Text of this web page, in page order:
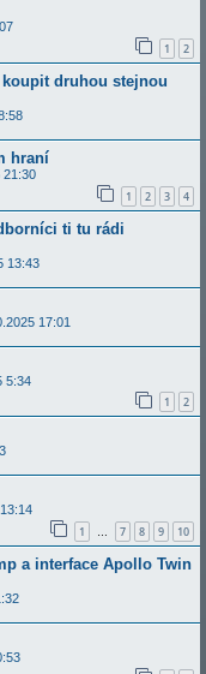
1 2
druhou stejnou
hraní
21:30
1 2 3 4
ti tu rádi
13:43
17:01
5:34
1 2
1 … 7 8 9 10
a interface Apollo Twin